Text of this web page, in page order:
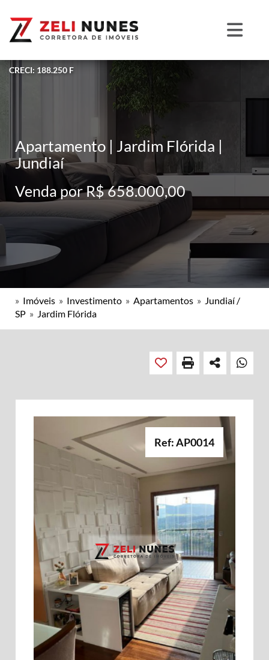
CRECI: 188.250 F
Apartamento | Jardim Flórida |
Jundiaí
Venda por R$ 658.000,00
» Imóveis » Investimento » Apartamentos » Jundiaí /
SP » Jardim Flórida
Ref: AP0014